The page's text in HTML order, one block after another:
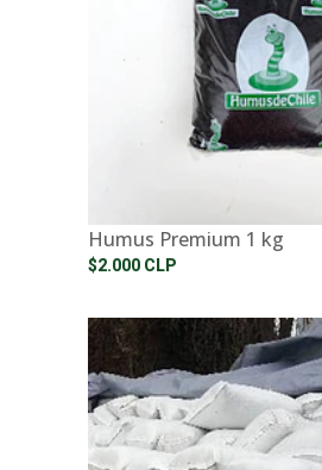
Humus Premium 1 kg
$2.000 CLP